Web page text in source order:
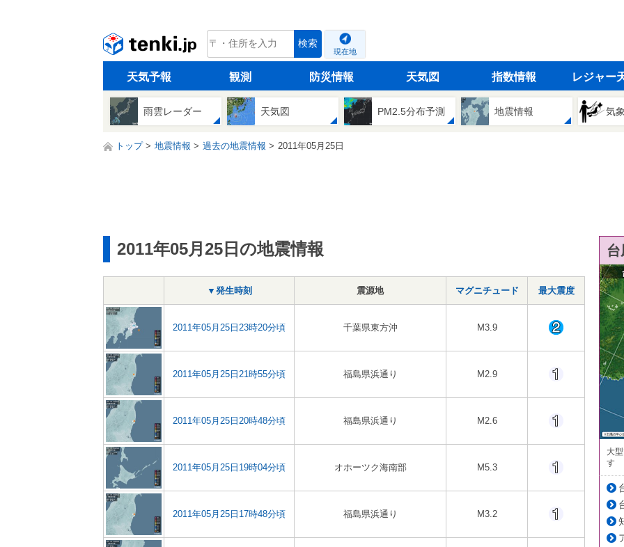
tenki.jp 検索
現在地
天気予報 観測 防災情報 天気図 指数情報 レジャー
雨雲レーダー 天気図 PM2.5分布予測 地震情報 気
トップ 地震情報 過去の地震情報 2011年05月25日
2011年05月25日の地震情報
▼発生時刻 震源地 マグニチュード 最大震度
2011年05月25日23時20分頃 千葉県東方沖 M3.9
2011年05月25日21時55分頃 福島県浜通り M2.9
2011年05月25日20時48分頃 福島県浜通り M2.6
2011年05月25日19時04分頃 オホーツク海南部 M5.3
2011年05月25日17時48分頃 福島県浜通り M3.2
大
す